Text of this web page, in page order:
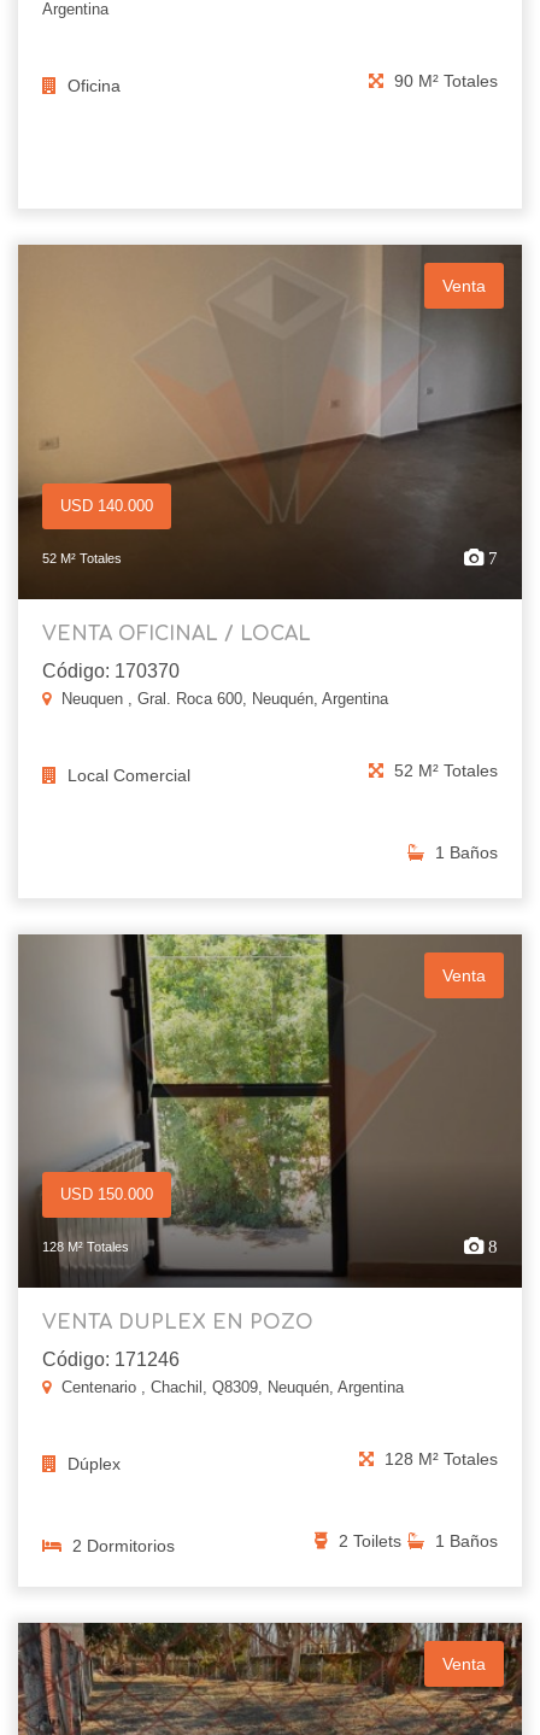
Argentina
Oficina 90 M² Totales
Venta
USD 140.000
52 M² Totales 7
VENTA OFICINAL / LOCAL
Código: 170370
Neuquen , Gral. Roca 600, Neuquén, Argentina
Local Comercial 52 M² Totales
1 Baños
Venta
USD 150.000
128 M² Totales 8
VENTA DUPLEX EN POZO
Código: 171246
Centenario , Chachil, Q8309, Neuquén, Argentina
Dúplex 128 M² Totales
2 Dormitorios 1 Baños
2 Toilets
Venta